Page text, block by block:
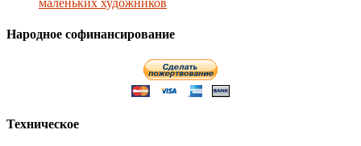
маленьких художников
Народное софинансирование
Техническое